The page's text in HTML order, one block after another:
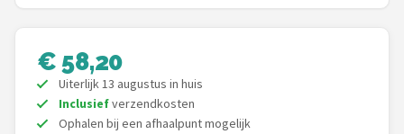
Basil
Volare
ABUS
€ 58,20
Uiterlijk 13 augustus in huis
Inclusiefverzendkosten
Ophalen bij een afhaalpunt mogelijk